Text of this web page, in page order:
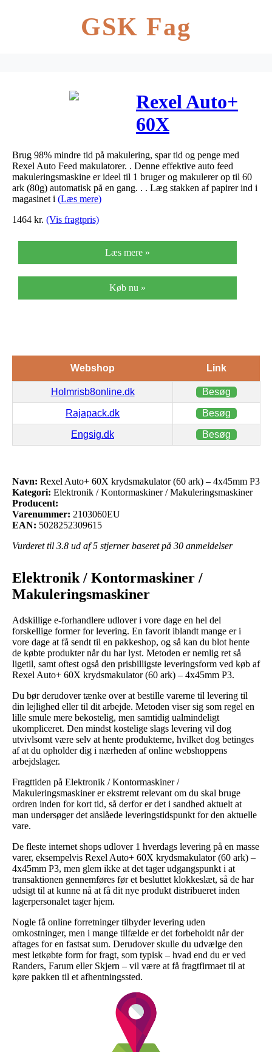
GSK Fag
Rexel Auto+
60X
krydsmakulator
(60 ark) –
4x45mm P3
Brug 98% mindre tid på makulering, spar tid og penge med
Rexel Auto Feed makulatorer. . Denne effektive auto feed
makuleringsmaskine er ideel til 1 bruger og makulerer op til 60
ark (80g) automatisk på en gang. . . Læg stakken af papirer ind i
magasinet i (Læs mere)
1464 kr. (Vis fragtpris)
Læs mere »
Køb nu »
Webshop Link
Holmrisb8online.dk Besøg
Rajapack.dk Besøg
Engsig.dk Besøg
Navn: Rexel Auto+ 60X krydsmakulator (60 ark) – 4x45mm P3
Kategori: Elektronik / Kontormaskiner / Makuleringsmaskiner
Producent:
Varenummer: 2103060EU
EAN: 5028252309615
Vurderet til 3.8 ud af 5 stjerner baseret på 30 anmeldelser
Elektronik / Kontormaskiner /
Makuleringsmaskiner
Adskillige e-forhandlere udlover i vore dage en hel del
forskellige former for levering. En favorit iblandt mange er i
vore dage at få sendt til en pakkeshop, og så kan du blot hente
de købte produkter når du har lyst. Metoden er nemlig ret så
ligetil, samt oftest også den prisbilligste leveringsform ved køb af
Rexel Auto+ 60X krydsmakulator (60 ark) – 4x45mm P3.
Du bør derudover tænke over at bestille varerne til levering til
din lejlighed eller til dit arbejde. Metoden viser sig som regel en
lille smule mere bekostelig, men samtidig ualmindeligt
ukompliceret. Den mindst kostelige slags levering vil dog
utvivlsomt være selv at hente produkterne, hvilket dog betinges
af at du opholder dig i nærheden af online webshoppens
arbejdslager.
Fragttiden på Elektronik / Kontormaskiner /
Makuleringsmaskiner er ekstremt relevant om du skal bruge
ordren inden for kort tid, så derfor er det i sandhed aktuelt at
man undersøger det anslåede leveringstidspunkt for den aktuelle
vare.
De fleste internet shops udlover 1 hverdags levering på en masse
varer, eksempelvis Rexel Auto+ 60X krydsmakulator (60 ark) –
4x45mm P3, men glem ikke at det tager udgangspunkt i at
transaktionen gennemføres før et besluttet klokkeslæt, så de har
udsigt til at kunne nå at få dit nye produkt distribueret inden
lagerpersonalet tager hjem.
Nogle få online forretninger tilbyder levering uden
omkostninger, men i mange tilfælde er det forbeholdt når der
aftages for en fastsat sum. Derudover skulle du udvælge den
mest letkøbte form for fragt, som typisk – hvad end du er ved
Randers, Farum eller Skjern – vil være at få fragtfirmaet til at
køre pakken til et afhentningssted.